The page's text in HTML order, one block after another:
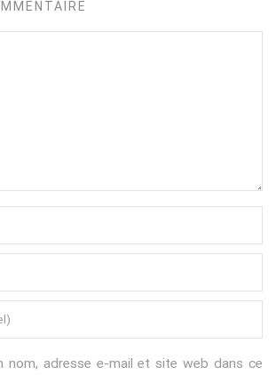
nom, adresse e-mail et site web dans ce